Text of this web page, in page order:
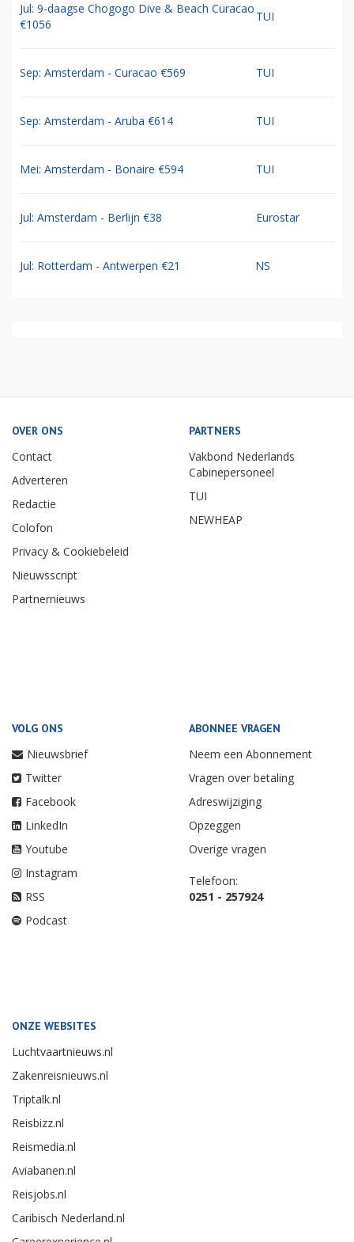
Jul: 9-daagse Chogogo Dive & Beach Curacao
€1056
TUI
Sep: Amsterdam - Curacao €569 TUI
Sep: Amsterdam - Aruba €614 TUI
Mei: Amsterdam - Bonaire €594 TUI
Jul: Amsterdam - Berlijn €38 Eurostar
Jul: Rotterdam - Antwerpen €21 NS
OVER ONS
Contact
Adverteren
Redactie
Colofon
Privacy & Cookiebeleid
Nieuwsscript
Partnernieuws
PARTNERS
Vakbond Nederlands
Cabinepersoneel
TUI
NEWHEAP
VOLG ONS
Nieuwsbrief
Twitter
Facebook
LinkedIn
Youtube
Instagram
RSS
Podcast
ABONNEE VRAGEN
Neem een Abonnement
Vragen over betaling
Adreswijziging
Opzeggen
Overige vragen
Telefoon:
0251 - 257924
ONZE WEBSITES
Luchtvaartnieuws.nl
Zakenreisnieuws.nl
Triptalk.nl
Reisbizz.nl
Reismedia.nl
Aviabanen.nl
Reisjobs.nl
Caribisch Nederland.nl